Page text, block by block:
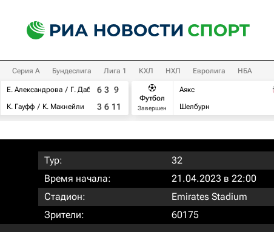
Серия А Бундеслига Лига 1 КХЛ НХЛ Евролига НБА
Е. Александрова
Г. Дабровски
К. Гауфф
К. Макнейли
6 3 9
3 6 11
Футбол
Завершен
Аякс
Шелбурн
Тур:
32
Время начала:
21.04.2023 в 22:00
Стадион:
Emirates Stadium
Зрители:
60175